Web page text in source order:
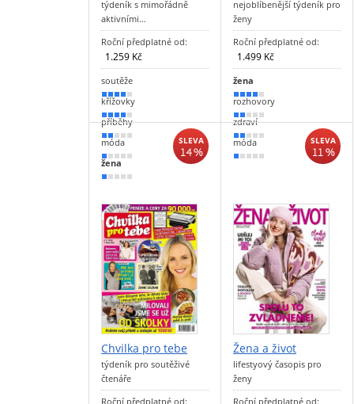
týdeník s mimořádně
aktivními…
Roční předplatné od:
1.259 Kč
soutěže
80 %
křížovky
70 %
příběhy
30 %
móda
20 %
žena
10 %
nejoblíbenější týdeník pro
ženy
Roční předplatné od:
1.499 Kč
žena
70 %
rozhovory
40 %
zdraví
30 %
móda
20 %
SLEVA
14 %
Chvilka pro tebe
týdeník pro soutěživé
čtenáře
Roční předplatné od:
SLEVA
11 %
Žena a život
lifestyový časopis pro
ženy
Roční předplatné od: